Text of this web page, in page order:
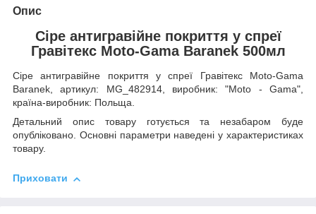
Опис
Сіре антигравійне покриття у спреї
Гравітекс Moto-Gama Baranek 500мл
Сіре антигравійне покриття у спреї Гравітекс Moto-Gama
Baranek, артикул: MG_482914, виробник: "Moto - Gama",
країна-виробник: Польща.
Детальний опис товару готується та незабаром буде
опубліковано. Основні параметри наведені у характеристиках
товару.
Приховати